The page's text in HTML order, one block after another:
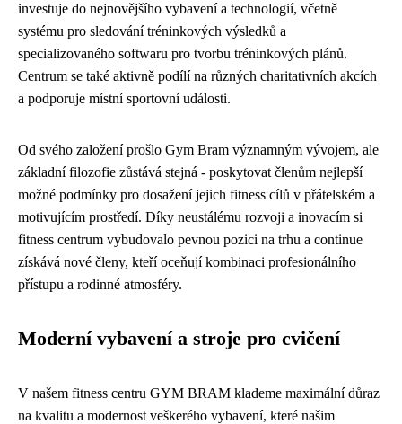
investuje do nejnovějšího vybavení a technologií, včetně
systému pro sledování tréninkových výsledků a
specializovaného softwaru pro tvorbu tréninkových plánů.
Centrum se také aktivně podílí na různých charitativních akcích
a podporuje místní sportovní události.
Od svého založení prošlo Gym Bram významným vývojem, ale
základní filozofie zůstává stejná - poskytovat členům nejlepší
možné podmínky pro dosažení jejich fitness cílů v přátelském a
motivujícím prostředí. Díky neustálému rozvoji a inovacím si
fitness centrum vybudovalo pevnou pozici na trhu a continue
získává nové členy, kteří oceňují kombinaci profesionálního
přístupu a rodinné atmosféry.
Moderní vybavení a stroje pro cvičení
V našem fitness centru GYM BRAM klademe maximální důraz
na kvalitu a modernost veškerého vybavení, které našim